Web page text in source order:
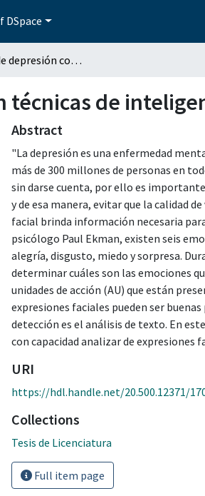
DSpace
Detección de depresión con técnicas de inteligencia artificial
técnicas de
Abstract
"La depresión es una enfermedad
más de 300 millones de personas en
sin darse cuenta, por ello es
y de esa manera, evitar que la calidad
facial brinda información necesaria
psicólogo Paul Ekman, existen seis
alegría, disgusto, miedo y sorpresa.
determinar cuáles son las emociones
unidades de acción (AU) que están
expresiones faciales pueden ser
detección es el análisis de texto. En
con capacidad analizar de expresiones
URI
https://hdl.handle.net/20.500.12371/
Collections
Tesis de Licenciatura
Full item page